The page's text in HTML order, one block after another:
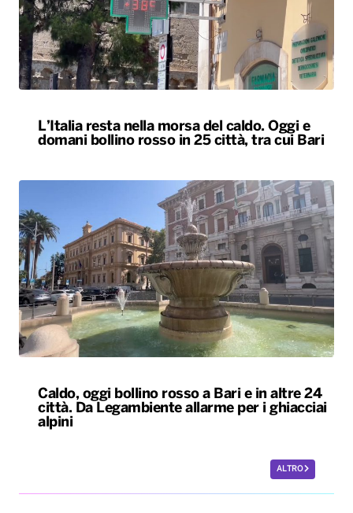
L’Italia resta nella morsa del caldo. Oggi e
domani bollino rosso in 25 città, tra cui Bari
Caldo, oggi bollino rosso a Bari e in altre 24
città. Da Legambiente allarme per i ghiacciai
alpini
ALTRO